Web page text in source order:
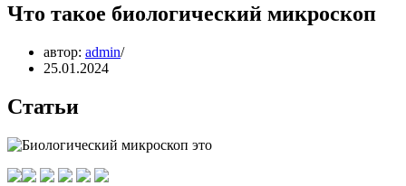
Что такое биологический микроскоп
автор: admin
25.01.2024
Статьи